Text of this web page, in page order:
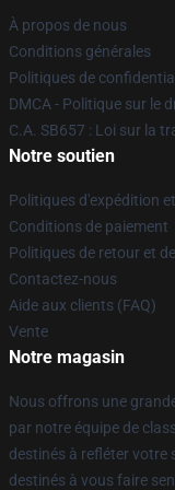
À propos de nous
Conditions générales
Politiques de
DMCA - Politique sur le
C.A. SB657 : Loi sur la
Notre soutien
Politiques d'expédition
Conditions de paiement
Politiques de retour et
Contactez-nous
Aide aux clients (FAQ)
Vente
Notre magasin
Nous offrons une
par notre équipe de
destinés à refléter votre
destinés à vous faire